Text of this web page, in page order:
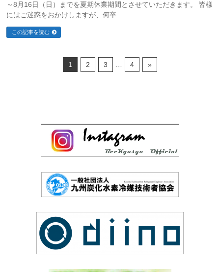
～8月16日（日）までを夏期休業期間とさせていただきます。 皆様
にはご迷惑をおかけしますが、何卒 …
この記事を読む
1 2 3 … 4 »